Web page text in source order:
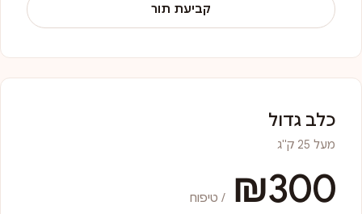
קביעת תור
כלב גדול
מעל 25 ק"ג
₪300 / טיפוח